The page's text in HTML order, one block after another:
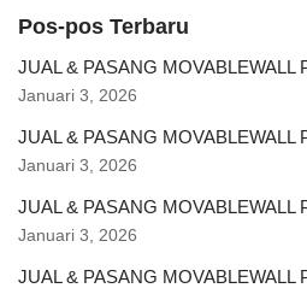
Pos-pos Terbaru
JUAL & PASANG MOVABLEWALL
Januari 3, 2026
JUAL & PASANG MOVABLEWALL
Januari 3, 2026
JUAL & PASANG MOVABLEWALL
Januari 3, 2026
JUAL & PASANG MOVABLEWALL